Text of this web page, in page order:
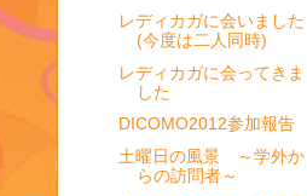
レディカガに会いました
(今度は二人同時)
レディカガに会ってきま
した
DICOMO2012参加報告
土曜日の風景 ～学外か
らの訪問者～